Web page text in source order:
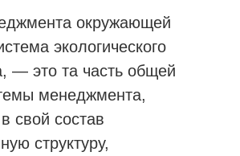
окружающей
экологического
— это та часть общей
менеджмента,
свой состав
структуру,